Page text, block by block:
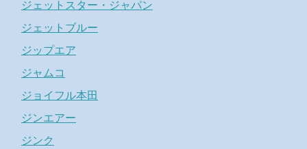
ジェットスター・ジャパン
ジェットブルー
ジップエア
ジャムコ
ジョイフル本田
ジンエアー
ジンク